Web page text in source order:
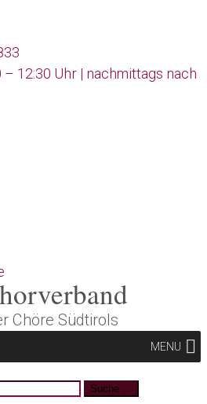
– 12:30 Uhr | nachmittags nach
Chöre Südtirols
MENU
Suche …